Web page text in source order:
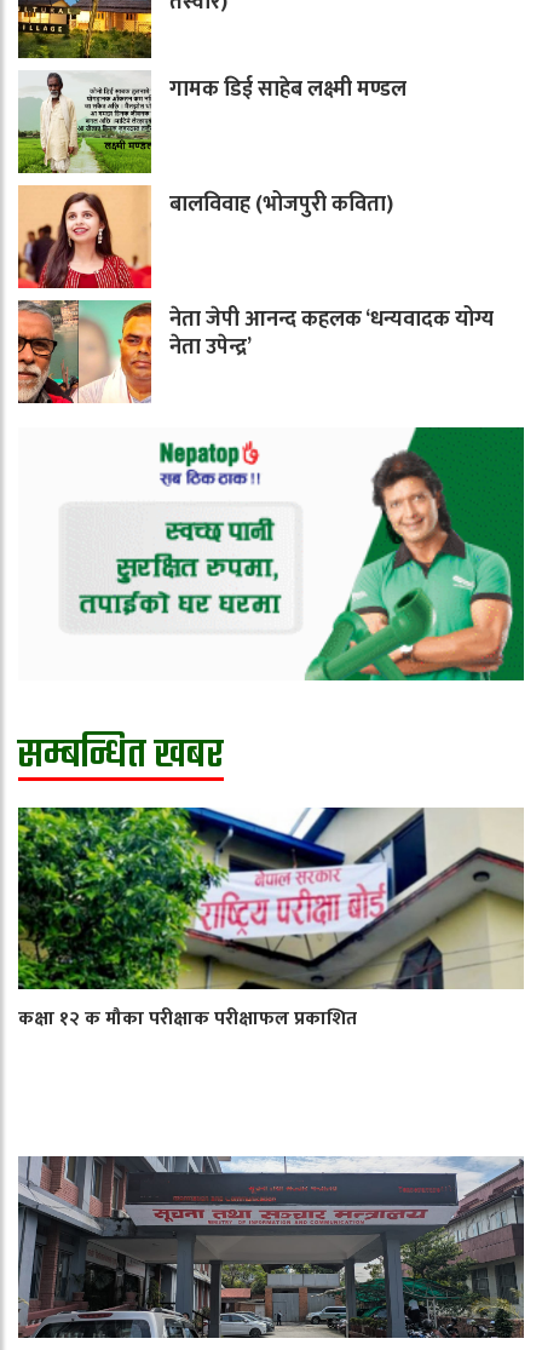
गामक डिई साहेब लक्ष्मी मण्डल
बालविवाह (भोजपुरी कविता)
नेता जेपी आनन्द कहलक ‘धन्यवादक योग्य
नेता उपेन्द्र’
सम्बन्धित खबर
कक्षा १२ क मौका परीक्षाक परीक्षाफल प्रकाशित